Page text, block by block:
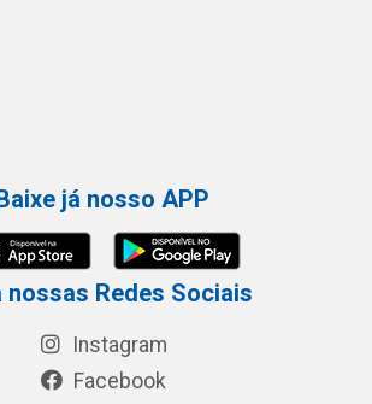
já nosso APP
nossas Redes Sociais
Instagram
Facebook